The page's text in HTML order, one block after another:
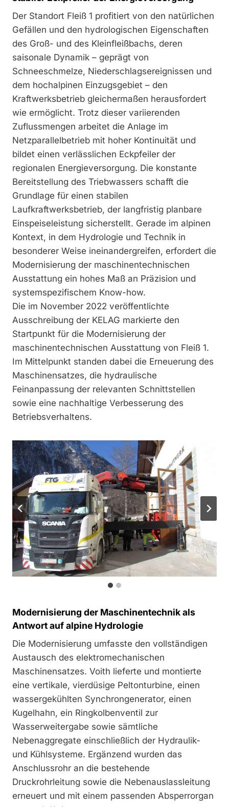
Der Standort Fleiß 1 profitiert von den natürlichen
Gefällen und den hydrologischen Eigenschaften
des Groß- und des Kleinfleißbachs, deren
saisonale Dynamik – geprägt von
Schneeschmelze, Niederschlagsereignissen und
dem hochalpinen Einzugsgebiet – den
Kraftwerksbetrieb gleichermaßen herausfordert
wie ermöglicht. Trotz dieser variierenden
Zuflussmengen arbeitet die Anlage im
Netzparallelbetrieb mit hoher Kontinuität und
bildet einen verlässlichen Eckpfeiler der
regionalen Energieversorgung. Die konstante
Bereitstellung des Triebwassers schafft die
Grundlage für einen stabilen
Laufkraftwerksbetrieb, der langfristig planbare
Einspeiseleistung sicherstellt. Gerade im alpinen
Kontext, in dem Hydrologie und Technik in
besonderer Weise ineinandergreifen, erfordert die
Modernisierung der maschinentechnischen
Ausstattung ein hohes Maß an Präzision und
systemspezifischem Know-how.
Die im November 2022 veröffentlichte
Ausschreibung der KELAG markierte den
Startpunkt für die Modernisierung der
maschinentechnischen Ausstattung von Fleiß 1.
Im Mittelpunkt standen dabei die Erneuerung des
Maschinensatzes, die hydraulische
Feinanpassung der relevanten Schnittstellen
sowie eine nachhaltige Verbesserung des
Betriebsverhaltens.
Modernisierung der Maschinentechnik als
Antwort auf alpine Hydrologie
Die Modernisierung umfasste den vollständigen
Austausch des elektromechanischen
Maschinensatzes. Voith lieferte und montierte
eine vertikale, vierdüsige Peltonturbine, einen
wassergekühlten Synchrongenerator, einen
Kugelhahn, ein Ringkolbenventil zur
Wasserweitergabe sowie sämtliche
Nebenaggregate einschließlich der Hydraulik-
und Kühlsysteme. Ergänzend wurden das
Anschlussrohr an die bestehende
Druckrohrleitung sowie die Nebenauslassleitung
erneuert und mit einem passenden Absperrorgan